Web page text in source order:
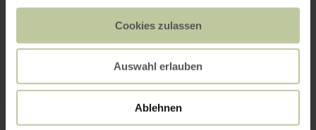
Cookies zulassen
Auswahl erlauben
Ablehnen